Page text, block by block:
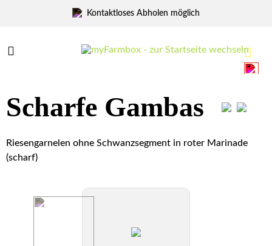
Kontaktloses Abholen möglich
Menü
Scharfe Gambas
Riesengarnelen ohne Schwanzsegment in roter Marinade
(scharf)